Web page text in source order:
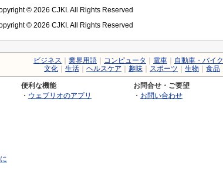
© 2026 CJKI. All Rights Reserved
© 2026 CJKI. All Rights Reserved
ビジネス 業界用語 コンピュータ 電車 自動車・バイク
文化
生活 ヘルスケア 趣味 スポーツ 生物 食品
便利な機能
・ ウェブリオのアプリ
お問合せ・ご要望
・ お問い合わせ